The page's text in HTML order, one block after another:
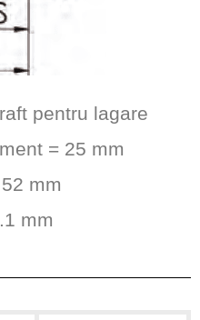
pentru lagare
= 25 mm
mm
mm